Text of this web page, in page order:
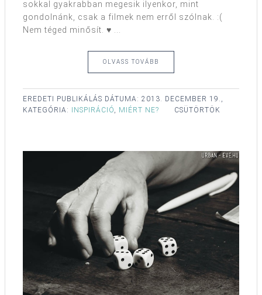
sokkal gyakrabban megesik ilyenkor, mint
gondolnánk, csak a filmek nem erről szólnak. :(
Nem téged minősít. ♥ ...
OLVASS TOVÁBB
EREDETI PUBLIKÁLÁS DÁTUMA: 2013. DECEMBER 19.,
CSÜTÖRTÖK
KATEGÓRIA: INSPIRÁCIÓ MIÉRT NE?